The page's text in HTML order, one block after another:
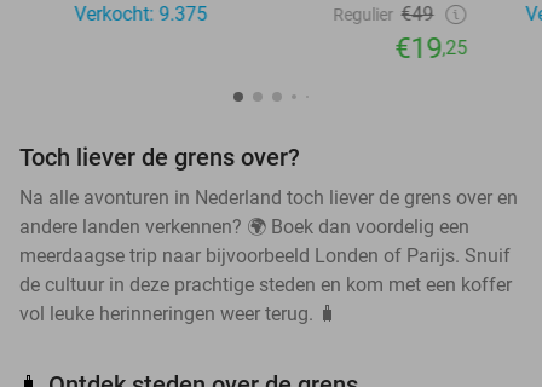
Verkocht: 9.375
Regulier €49
€19,25
Toch liever de grens over?
Na alle avonturen in Nederland toch liever de grens over en
andere landen verkennen? 🌍 Boek dan voordelig een
meerdaagse trip naar bijvoorbeeld Londen of Parijs. Snuif
de cultuur in deze prachtige steden en kom met een koffer
vol leuke herinneringen weer terug. 🧳